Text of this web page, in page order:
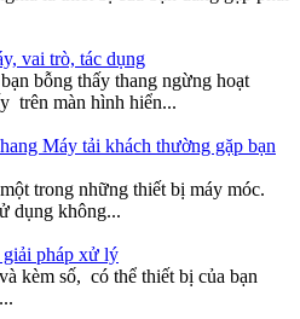
vai trò, tác dụng
bỗng thấy thang ngừng hoạt
trên màn hình hiển...
Máy tải khách thường gặp bạn
trong những thiết bị máy móc.
dụng không...
pháp xử lý
kèm số, có thể thiết bị của bạn